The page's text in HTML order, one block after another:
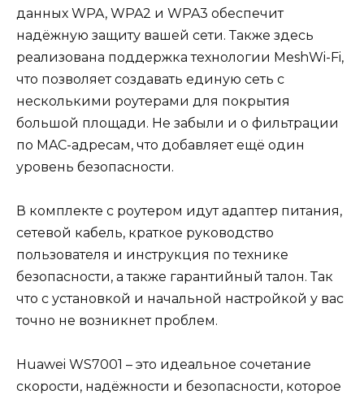
данных WPA, WPA2 и WPA3 обеспечит
надёжную защиту вашей сети. Также здесь
реализована поддержка технологии MeshWi-Fi,
что позволяет создавать единую сеть с
несколькими роутерами для покрытия
большой площади. Не забыли и о фильтрации
по MAC-адресам, что добавляет ещё один
уровень безопасности.
В комплекте с роутером идут адаптер питания,
сетевой кабель, краткое руководство
пользователя и инструкция по технике
безопасности, а также гарантийный талон. Так
что с установкой и начальной настройкой у вас
точно не возникнет проблем.
Huawei WS7001 – это идеальное сочетание
скорости, надёжности и безопасности, которое